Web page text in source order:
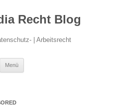
Recht Blog
| Arbeitsrecht
Menü